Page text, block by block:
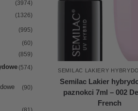
SEMILAC LAKIERY
Semilac Lakier
paznokci 7ml – 002
French
(3974)
(1326)
(995)
(60)
(859)
(574)
(90)